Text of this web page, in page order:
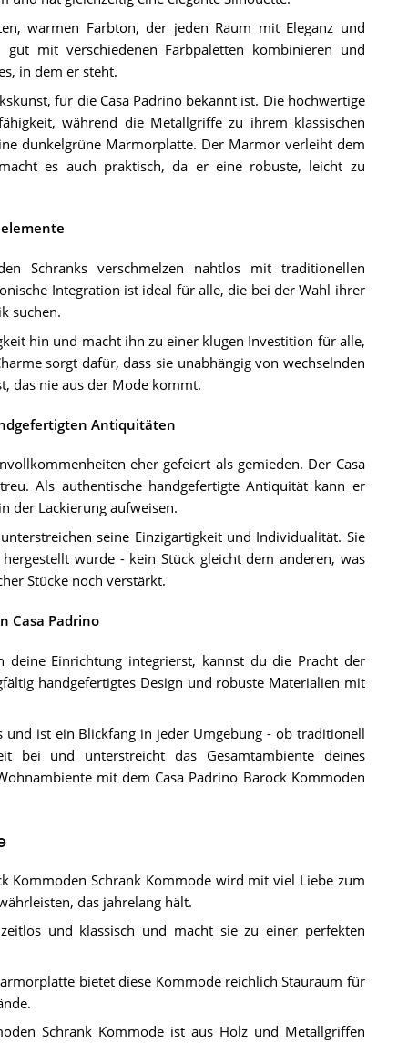
warmen Farbton, der jeden Raum mit Eleganz und
gut mit verschiedenen Farbpaletten kombinieren und
in dem er steht.
für die Casa Padrino bekannt ist. Die hochwertige
während die Metallgriffe zu ihrem klassischen
dunkelgrüne Marmorplatte. Der Marmor verleiht dem
es auch praktisch, da er eine robuste, leicht zu
Schranks verschmelzen nahtlos mit traditionellen
Integration ist ideal für alle, die bei der Wahl ihrer
suchen.
hin und macht ihn zu einer klugen Investition für alle,
sorgt dafür, dass sie unabhängig von wechselnden
das nie aus der Mode kommt.
Antiquitäten
eher gefeiert als gemieden. Der Casa
Als authentische handgefertigte Antiquität kann er
der Lackierung aufweisen.
seine Einzigartigkeit und Individualität. Sie
wurde - kein Stück gleicht dem anderen, was
Stücke noch verstärkt.
Casa Padrino
deine Einrichtung integrierst, kannst du die Pracht der
handgefertigtes Design und robuste Materialien mit
ist ein Blickfang in jeder Umgebung - ob traditionell
bei und unterstreicht das Gesamtambiente deines
mit dem Casa Padrino Barock Kommoden
Kommoden Schrank Kommode wird mit viel Liebe zum
das jahrelang hält.
und klassisch und macht sie zu einer perfekten
bietet diese Kommode reichlich Stauraum für
Schrank Kommode ist aus Holz und Metallgriffen